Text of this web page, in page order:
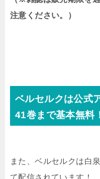
注意ください。）
ベルセルクは公式
41巻まで基本無料
また、ベルセルクは白
て配信されています！